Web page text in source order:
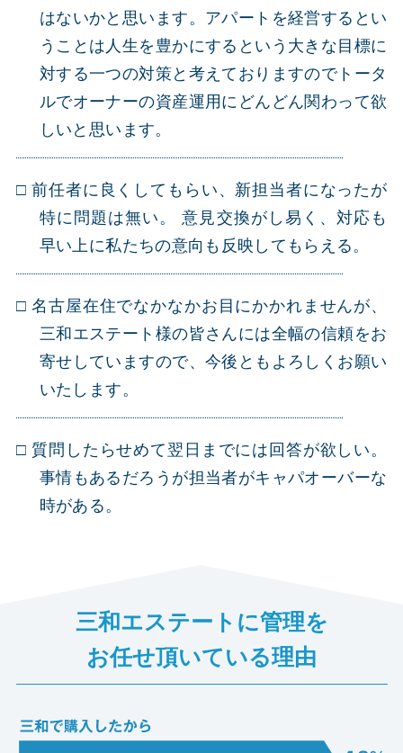
はないかと思います。アパートを経営するとい
うことは人生を豊かにするという大きな目標に
対する一つの対策と考えておりますのでトータ
ルでオーナーの資産運用にどんどん関わって欲
しいと思います。
前任者に良くしてもらい、新担当者になったが
特に問題は無い。 意見交換がし易く、対応も
早い上に私たちの意向も反映してもらえる。
名古屋在住でなかなかお目にかかれませんが、
三和エステート様の皆さんには全幅の信頼をお
寄せしていますので、今後ともよろしくお願い
いたします。
質問したらせめて翌日までには回答が欲しい。
事情もあるだろうが担当者がキャパオーバーな
時がある。
三和エステートに管理を
お任せ頂いている理由